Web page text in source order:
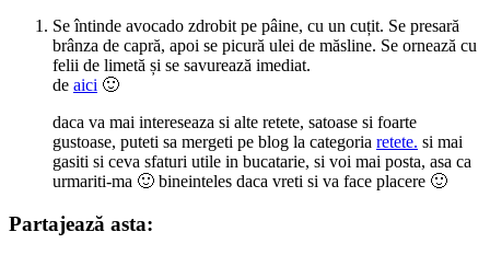
Se întinde avocado zdrobit pe pâine, cu un cuțit. Se presară
brânza de capră, apoi se picură ulei de măsline. Se ornează cu
felii de limetă și se savurează imediat.
de aici 🙂
daca va mai intereseaza si alte retete, satoase si foarte
gustoase, puteti sa mergeti pe blog la categoria retete. si mai
gasiti si ceva sfaturi utile in bucatarie, si voi mai posta, asa ca
urmariti-ma 🙂 bineinteles daca vreti si va face placere 🙂
Partajează asta: